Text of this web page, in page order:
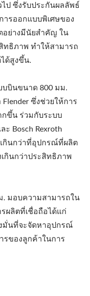
ไป ซึ่งรับประกันผลลัพธ์
ารออกแบบพิเศษของ
อย่างมีนัยสำคัญ ใน
ทธิภาพ ทำให้สามารถ
ด้สูงขึ้น.
บินขนาด 800 มม.
ซึ่งช่วยให้การ
ขึ้น ร่วมกับระบบ
ะ Bosch Rexroth
กินกว่าที่อุปกรณ์ที่ผลิต
กินกว่าประสิทธิภาพ
. มอบความสามารถใน
ผลิตที่เชื่อถือได้แก่
งมั่นที่จะจัดหาอุปกรณ์
ของลูกค้าในการ